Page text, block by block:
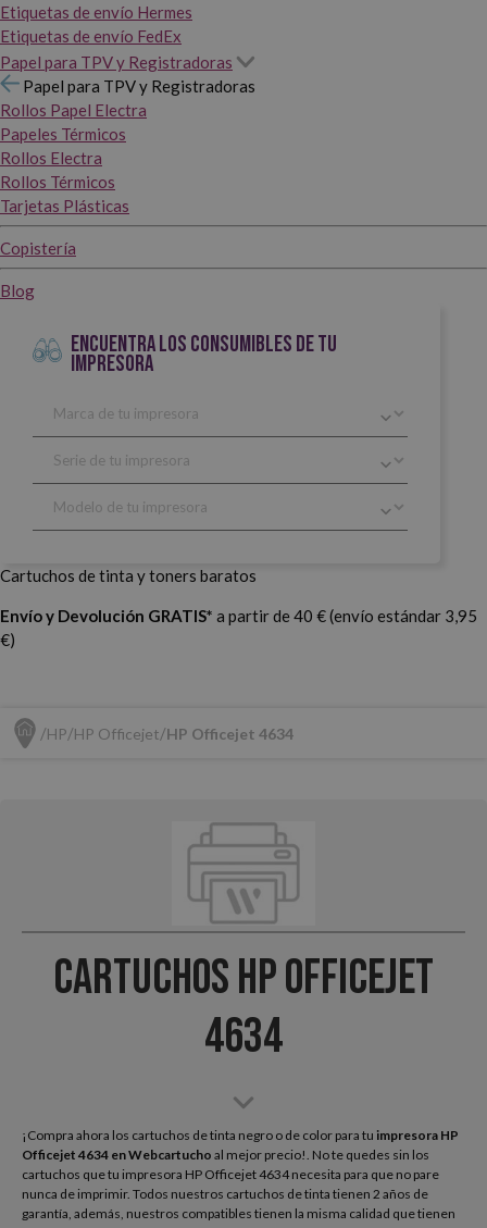
Etiquetas de envío Hermes
Etiquetas de envío FedEx
Papel para TPV y Registradoras
Papel para TPV y Registradoras
Rollos Papel Electra
Papeles Térmicos
Rollos Electra
Rollos Térmicos
Tarjetas Plásticas
Copistería
Blog
ENCUENTRA LOS CONSUMIBLES DE TU
IMPRESORA
Cartuchos de tinta y toners baratos
Envío y Devolución GRATIS* a partir de 40 € (envío estándar 3,95
€)
HP HP Officejet HP Officejet 4634
Cartuchos HP Officejet
4634
¡Compra ahora los cartuchos de tinta negro o de color para tu impresora HP
Officejet 4634 en Webcartucho al mejor precio!. No te quedes sin los
cartuchos que tu impresora HP Officejet 4634 necesita para que no pare
nunca de imprimir. Todos nuestros cartuchos de tinta tienen 2 años de
garantía, además, nuestros compatibles tienen la misma calidad que tienen